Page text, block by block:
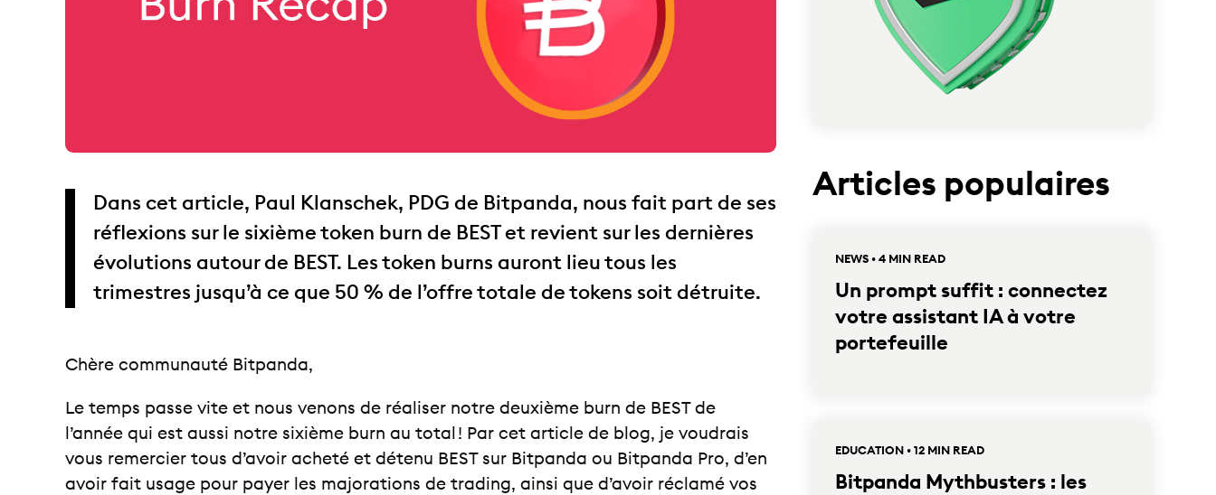
Dans cet article, Paul Klanschek, PDG de Bitpanda, nous fait part de ses
réflexions sur le sixième token burn de BEST et revient sur les dernières
évolutions autour de BEST. Les token burns auront lieu tous les
trimestres jusqu’à ce que 50 % de l’offre totale de tokens soit détruite.
Chère communauté Bitpanda,
Le temps passe vite et nous venons de réaliser notre deuxième burn de BEST de
l’année qui est aussi notre sixième burn au total ! Par cet article de blog, je voudrais
vous remercier tous d’avoir acheté et détenu BEST sur Bitpanda ou Bitpanda Pro, d’en
avoir fait usage pour payer les majorations de trading, ainsi que d’avoir réclamé vos
Articles populaires
NEWS • 4 MIN READ
Un prompt suffit : connectez
votre assistant IA à votre
portefeuille
EDUCATION • 12 MIN READ
Bitpanda Mythbusters : les